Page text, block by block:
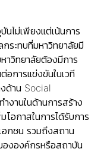
ไม่เพียงแต่เน้นการ
กระทบที่มหาวิทยาลัยมี
าวิทยาลัยต้องมีการ
อการแข่งขันในเวที
ด้าน Social
งานในด้านการสร้าง
อกาสในการได้รับการ
อกชน รวมถึงสถาน
ององค์กรหรือสถาบัน